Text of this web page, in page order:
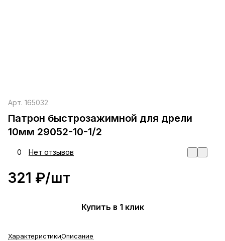
Арт. 165032
Патрон быстрозажимной для дрели
10мм 29052-10-1/2
0 Нет отзывов
321 ₽/шт
Купить в 1 клик
ХарактеристикиОписание